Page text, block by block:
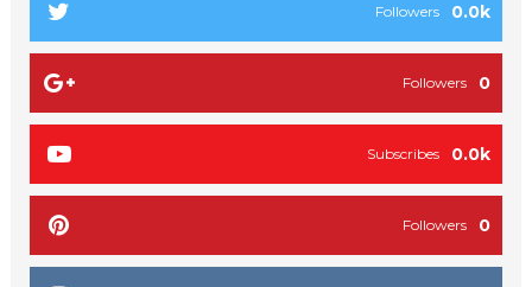
0.0k
Followers
0
Followers
0.0k
Subscribes
0
Followers